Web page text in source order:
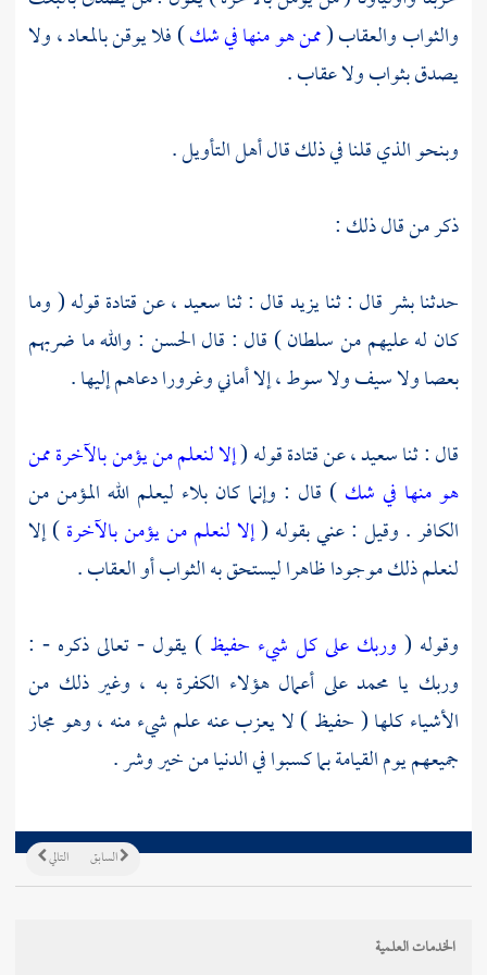
والثواب والعقاب (ممن هو منها في شك) فلا يوقن بالمعاد ، ولا
يصدق بثواب ولا عقاب .
وبنحو الذي قلنا في ذلك قال أهل التأويل .
ذكر من قال ذلك :
حدثنابشرقال : ثنايزيدقال : ثناسعيد ،عنقتادةقوله ( وما
كان له عليهم من سلطان ) قال : قال الحسن : والله ما ضربهم
بعصا ولا سيف ولا سوط ، إلا أماني وغرورا دعاهم إليها .
قال : ثناسعيد ،عنقتادةقوله (إلا لنعلم من يؤمن بالآخرة ممن
هو منها في شك) قال : وإنما كان بلاء ليعلم الله المؤمن من
الكافر . وقيل : عني بقوله (إلا لنعلم من يؤمن بالآخرة) إلا
لنعلم ذلك موجودا ظاهرا ليستحق به الثواب أو العقاب .
وقوله ( وربك على كل شيء حفيظ ) يقول - تعالى ذكره - :
وربك يا محمدعلى أعمال هؤلاء الكفرة به ، وغير ذلك من
الأشياء كلها ( حفيظ ) لا يعزب عنه علم شيء منه ، وهو مجاز
جميعهم يوم القيامة بما كسبوا في الدنيا من خير وشر .
التالي السابق
الخدمات العلمية